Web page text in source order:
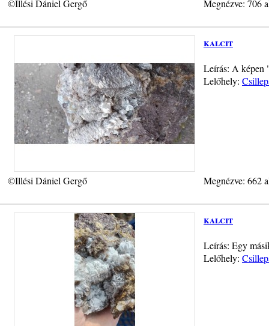
©Illési Dániel Gergő Megnézve: 706
kalcit
Leírás: A képen
Lelőhely:
©Illési Dániel Gergő Megnézve: 662
kalcit
Leírás: Egy
Lelőhely: